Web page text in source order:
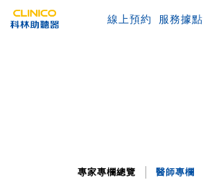
線上預約 服務據點
專家專欄總覽 醫師專欄